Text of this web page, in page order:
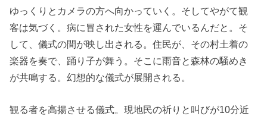
ゆっくりとカメラの方へ向かっていく。そしてやがて観
客は気づく。病に冒された女性を運んでいるんだと。そ
して、儀式の間が映し出される。住民が、その村土着の
楽器を奏で、踊り子が舞う。そこに雨音と森林の騒めき
が共鳴する。幻想的な儀式が展開される。
観る者を高揚させる儀式。現地民の祈りと叫びが10分近